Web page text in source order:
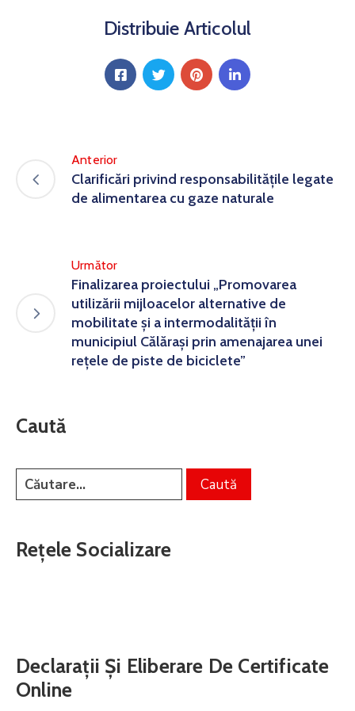
Distribuie Articolul
Anterior
Clarificări privind responsabilitățile legate
de alimentarea cu gaze naturale
Următor
Finalizarea proiectului „Promovarea
utilizării mijloacelor alternative de
mobilitate și a intermodalității în
municipiul Călărași prin amenajarea unei
rețele de piste de biciclete”
Caută
Rețele Socializare
Declarații Și Eliberare De Certificate
Online